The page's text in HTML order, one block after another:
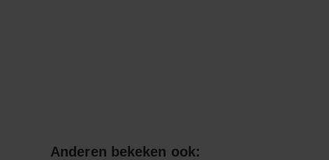
Anderen bekeken ook: